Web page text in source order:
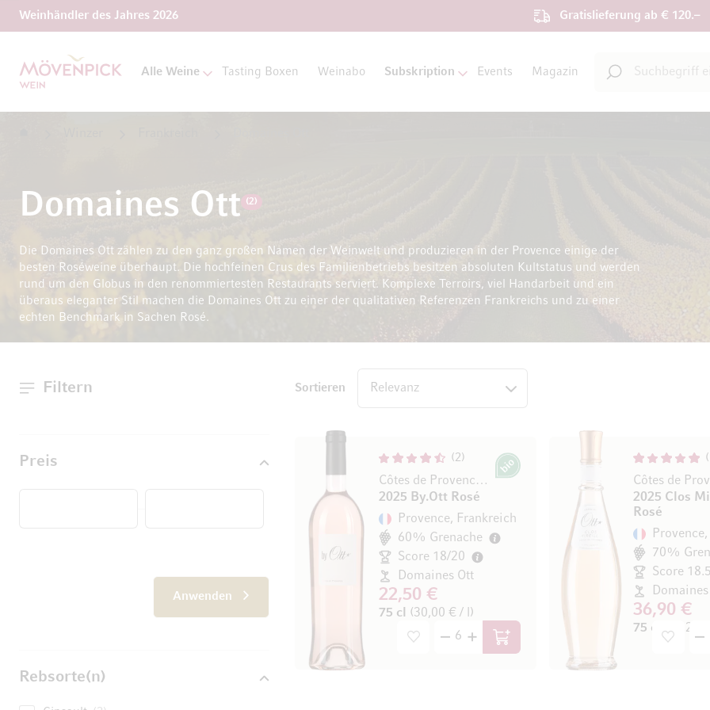
Weinhändler des Jahres 2026 Gratislieferung ab € 120.–
Zur Startseite
Alle Weine Tasting Boxen Weinabo Subskription Events Magazin
Suche
Domaines Ott (2)
Die Domaines Ott zählen zu den ganz großen Namen der Weinwelt und produzieren in der Provence einige der
besten Roséweine überhaupt. Die hochfeinen Crus des Familienbetriebs besitzen absoluten Kultstatus und werden
rund um den Globus in den renommiertesten Restaurants serviert. Komplexe Terroirs, viel Handarbeit und ein
überaus eleganter Stil machen die Domaines Ott zu einer der qualitativen Referenzen Frankreichs und zu einer
echten Benchmark in Sachen Rosé.
Filtern
Preis
Anwenden
Rebsorte(n)
Sortieren
2
Côtes de Provence AOC
2025 By.Ott Rosé
Bio
Provence, Frankreich
60% Grenache
Score 18/20
Domaines Ott
22,50 €
75 cl (30,00 € / l)
In den Warenkorb
2025 Clos
Rosé
70%
Score
36,90 €
75 cl (49,20 €